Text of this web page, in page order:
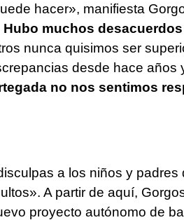
hacer», manifiesta
muchos
nunca quisimos ser
desde hace años
no nos sentimos
a los niños y padres
A partir de aquí,
proyecto autónomo de